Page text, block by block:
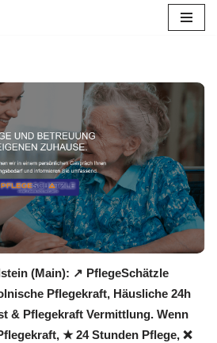
(Main): ↗️ PflegeSchätzle
Pflegekraft, Häusliche 24h
& Pflegekraft Vermittlung. Wenn
★ 24 Stunden Pflege, ❌